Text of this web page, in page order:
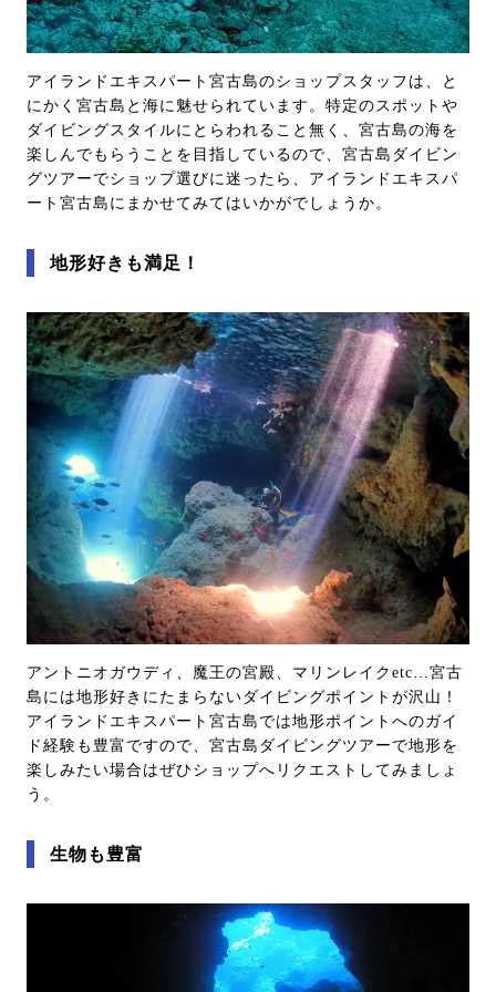
アイランドエキスパート宮古島のショップスタッフは、と
にかく宮古島と海に魅せられています。特定のスポットや
ダイビングスタイルにとらわれること無く、宮古島の海を
楽しんでもらうことを目指しているので、宮古島ダイビン
グツアーでショップ選びに迷ったら、アイランドエキスパ
ート宮古島にまかせてみてはいかがでしょうか。
地形好きも満足！
アントニオガウディ、魔王の宮殿、マリンレイクetc…宮古
島には地形好きにたまらないダイビングポイントが沢山！
アイランドエキスパート宮古島では地形ポイントへのガイ
ド経験も豊富ですので、宮古島ダイビングツアーで地形を
楽しみたい場合はぜひショップへリクエストしてみましょ
う。
生物も豊富